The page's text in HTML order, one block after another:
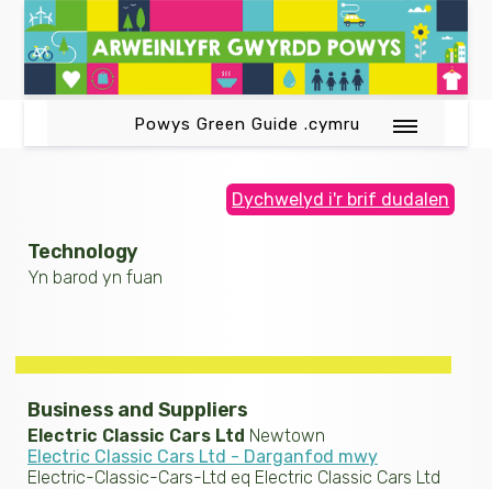
Powys Green Guide .cymru
Dychwelyd i'r brif dudalen
Technology
Yn barod yn fuan
Business and Suppliers
Electric Classic Cars Ltd Newtown
Electric Classic Cars Ltd - Darganfod mwy
Electric-Classic-Cars-Ltd eq Electric Classic Cars Ltd